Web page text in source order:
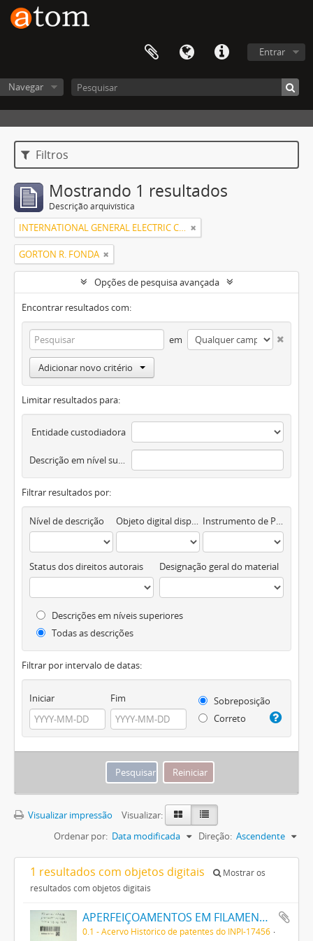
Entrar
Navegar
Filtros
Mostrando 1 resultados
Descrição arquivística
INTERNATIONAL GENERAL ELECTRIC COMPANY, INCORPORATED
GORTON R. FONDA
Opções de pesquisa avançada
Encontrar resultados com:
em
Adicionar novo critério
Limitar resultados para:
Entidade custodiadora
Descrição em nível superior
Filtrar resultados por:
Nível de descrição Objeto digital disponível Instrumento de Pesquisa
Status dos direitos autorais Designação geral do material
Descrições em níveis superiores
Todas as descrições
Filtrar por intervalo de datas:
Iniciar Fim
Sobreposição
Correto
Visualizar impressão
Visualizar:
Ordenar por: Data modificada Direção: Ascendente
1 resultados com objetos digitais
Mostrar os
resultados com objetos digitais
APERFEIÇOAMENTOS EM FILAMENTOS PARA LAMPADAS DE INCANDESCENCIA E SEMELHANTES
0.1 - Acervo Histórico de patentes do INPI-17456